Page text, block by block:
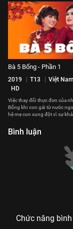
Bà 5 Bống - Phần 1
2019 T13 Việt Nam
HD
Việc thay đổi thực đơn của
Bống khi con gái từ nước
hệ mẹ con xung đột vì sự
Bình luận
Chức năng